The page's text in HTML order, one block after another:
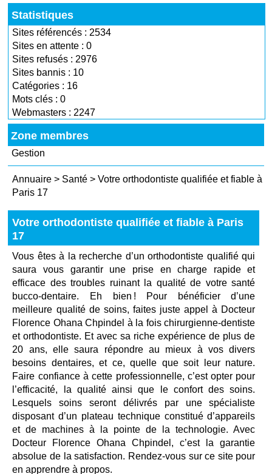
Statistiques
Sites référencés : 2534
Sites en attente : 0
Sites refusés : 2976
Sites bannis : 10
Catégories : 16
Mots clés : 0
Webmasters : 2247
Zone membres
Gestion
Annuaire > Santé >Votre orthodontiste qualifiée et fiable à
Paris 17
Votre orthodontiste qualifiée et fiable à Paris
17
Vous êtes à la recherche d’un orthodontiste qualifié qui
saura vous garantir une prise en charge rapide et
efficace des troubles ruinant la qualité de votre santé
bucco-dentaire. Eh bien ! Pour bénéficier d’une
meilleure qualité de soins, faites juste appel à Docteur
Florence Ohana Chpindel à la fois chirurgienne-dentiste
et orthodontiste. Et avec sa riche expérience de plus de
20 ans, elle saura répondre au mieux à vos divers
besoins dentaires, et ce, quelle que soit leur nature.
Faire confiance à cette professionnelle, c’est opter pour
l’efficacité, la qualité ainsi que le confort des soins.
Lesquels soins seront délivrés par une spécialiste
disposant d’un plateau technique constitué d’appareils
et de machines à la pointe de la technologie. Avec
Docteur Florence Ohana Chpindel, c’est la garantie
absolue de la satisfaction. Rendez-vous sur ce site pour
en apprendre à propos.